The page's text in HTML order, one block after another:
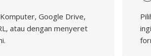
Google Drive,
atau dengan menyeret